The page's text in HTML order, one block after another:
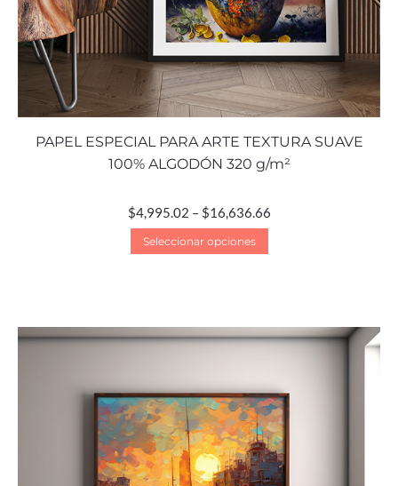
PAPEL ESPECIAL PARA ARTE TEXTURA SUAVE
100% ALGODÓN 320 g/m²
$4,995.02 – $16,636.66
Seleccionar opciones